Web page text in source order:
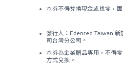
本券不得兌換現金或找零，
發行人：Edenred Taiwan 新
司台灣分公司。
本券為企業贈品專用，不得
方式兌換。